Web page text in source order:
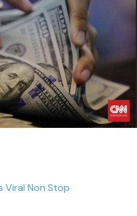
Viral Non Stop